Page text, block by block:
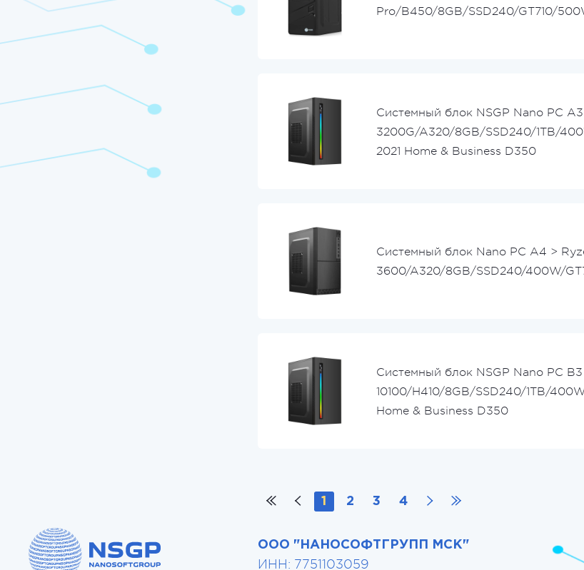
Pro/B450/8GB/SSD240/GT710/
Системный блок NSGP Nano PC
3200G/A320/8GB/SSD240/1TB/
2021 Home & Business D350
Системный блок Nano PC A4 >
3600/A320/8GB/SSD240/400W/
Системный блок NSGP Nano PC
10100/H410/8GB/SSD240/1TB/
Home & Business D350
1 2 3 4
ООО "НАНОСОФТГРУПП МСК"
ИНН: 7751103059